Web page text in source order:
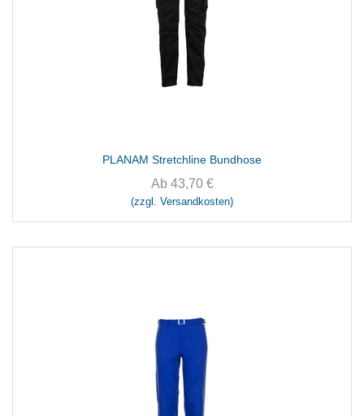
PLANAM Stretchline Bundhose
Ab 43,70€
(zzgl. Versandkosten)